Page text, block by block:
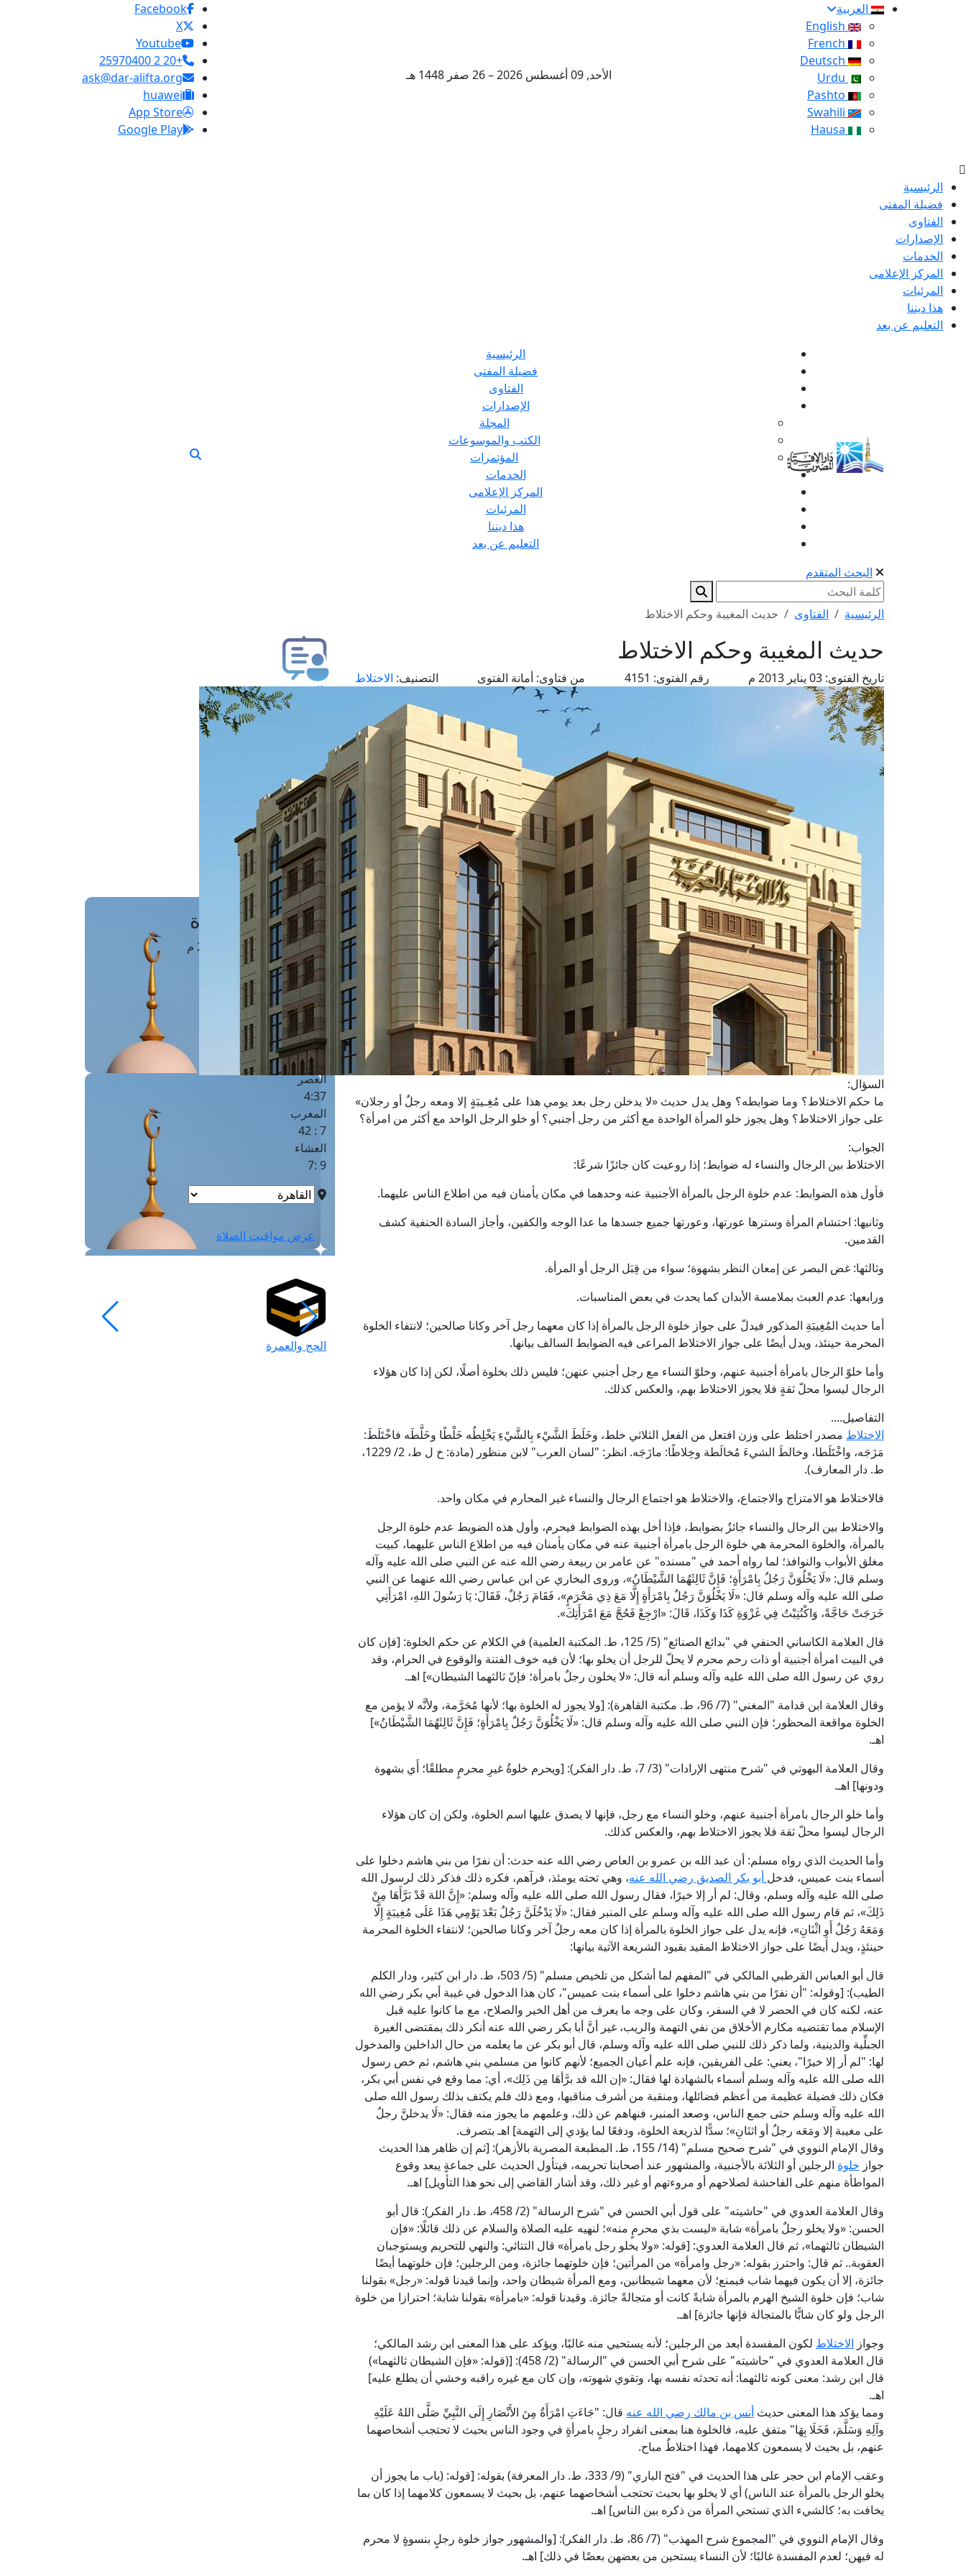
العربية
الأحد, 09 أغسطس 2026 – 26 صفر 1448 هـ
Facebook
X
Youtube
+20 2 25970400
ask@dar-alifta.org
huawei
App Store
Google Play
الرئيسية
فضيلة المفتى
الفتاوى
الإصدارات
الخدمات
المركز الإعلامى
المرئيات
هذا ديننا
التعليم عن بعد
الرئيسية
فضيلة المفتى
الفتاوى
الإصدارات
المجلة
الكتب والموسوعات
المؤتمرات
الخدمات
المركز الإعلامى
المرئيات
هذا ديننا
التعليم عن بعد
البحث المتقدم
الرئيسية الفتاوى حديث المغيبة وحكم الاختلاط
حديث المغيبة وحكم الاختلاط
تاريخ الفتوى: رقم الفتوى: من فتاوى: أمانة الفتوى التصنيف: الاختلاط
السؤال:
ما حكم الاختلاط؟ وما ضوابطه؟ وهل يدل حديث «لا يدخلن رجل بعد يومي هذا على مُغِـيبَةٍ إلا ومعه رجلٌ أو رجلان»
على جواز الاختلاط؟ وهل يجوز خلو المرأة الواحدة مع أكثر من رجل أجنبي؟ أو خلو الرجل الواحد مع أكثر من امرأة؟
الجواب:
الاختلاط بين الرجال والنساء له ضوابط؛ إذا روعيت كان جائزًا شرعًا:
فأول هذه الضوابط: عدم خلوة الرجل بالمرأة الأجنبية عنه وحدهما في مكان يأمنان فيه من اطلاع الناس عليهما.
وثانيها: احتشام المرأة وسترها عورتها، وعورتها جميع جسدها ما عدا الوجه والكفين، وأجاز السادة الحنفية كشف
القدمين.
وثالثها: غض البصر عن إمعان النظر بشهوة؛ سواء من قِبَل الرجل أو المرأة.
ورابعها: عدم العبث بملامسة الأبدان كما يحدث في بعض المناسبات.
أما حديث المُغِيبَةِ المذكور فيدلّ على جواز خلوة الرجل بالمرأة إذا كان معهما رجل آخر وكانا صالحين؛ لانتفاء الخلوة
المحرمة حينئذ، ويدل أيضًا على جواز الاختلاط المراعى فيه الضوابط السالف بيانها.
وأما خلوّ الرجال بامرأة أجنبية عنهم، وخلوّ النساء مع رجل أجنبي عنهن؛ فليس ذلك بخلوة أصلًا، لكن إذا كان هؤلاء
الرجال ليسوا محلّ ثقةٍ فلا يجوز الاختلاط بهم، والعكس كذلك.
التفاصيل....
الاختلاط مصدر اختلط على وزن افتعل من الفعل الثلاثي خلط، وخَلَطَ الشَّيْء بِالشَّيْءِ يَخْلِطُه خَلْطًا وخَلَّطَه فاخْتَلَطَ:
مَزَجَه، واخْتَلَطا، وخالطَ الشيءَ مُخالَطة وخِلاطًا: مازَجَه. انظر: "لسان العرب" لابن منظور (مادة: خ ل ط، 2/ 1229،
ط. دار المعارف).
فالاختلاط هو الامتزاج والاجتماع، والاختلاط هو اجتماع الرجال والنساء غير المحارم في مكان واحد.
والاختلاط بين الرجال والنساء جائزٌ بضوابط، فإذا أخل بهذه الضوابط فيحرم، وأول هذه الضوبط عدم خلوة الرجل
بالمرأة، والخلوة المحرمة هي خلوة الرجل بامرأة أجنبية عنه في مكان يأمنان فيه من اطلاع الناس عليهما، كبيت
مغلق الأبواب والنوافذ؛ لما رواه أحمد في "مسنده" عن عامر بن ربيعة رضي الله عنه عن النبي صلى الله عليه وآله
وسلم قال: «لَا يَخْلُوَنَّ رَجُلٌ بِامْرَأَةٍ؛ فَإِنَّ ثَالِثَهُمَا الشَّيْطَانُ»، وروى البخاري عن ابن عباس رضي الله عنهما عن النبي
صلى الله عليه وآله وسلم قال: «لَا يَخْلُوَنَّ رَجُلٌ بِامْرَأَةٍ إِلَّا مَعَ ذِي مَحْرَمٍ»، فَقَامَ رَجُلٌ، فَقَالَ: يَا رَسُولَ اللهِ، امْرَأَتِي
خَرَجَتْ حَاجَّةً، وَاكْتُتِبْتُ فِي غَزْوَةِ كَذَا وَكَذَا، قَالَ: «ارْجِعْ فَحُجَّ مَعَ امْرَأَتِكَ».
قال العلامة الكاساني الحنفي في "بدائع الصنائع" (5/ 125، ط. المكتبة العلمية) في الكلام عن حكم الخلوة: [فإن كان
في البيت امرأة أجنبية أو ذات رحم محرم لا يحلّ للرجل أن يخلو بها؛ لأن فيه خوف الفتنة والوقوع في الحرام، وقد
روي عن رسول الله صلى الله عليه وآله وسلم أنه قال: «لا يخلون رجلٌ بامرأة؛ فإنّ ثالثهما الشيطان»] اهـ.
وقال العلامة ابن قدامة "المغني" (7/ 96، ط. مكتبة القاهرة): [ولا يجوز له الخلوة بها؛ لأنها مُحَرَّمة، ولأنَّه لا يؤمن مع
الخلوة مواقعة المحظور؛ فإن النبي صلى الله عليه وآله وسلم قال: «لَا يَخْلُوَنَّ رَجُلٌ بِامْرَأَةٍ؛ فَإِنَّ ثَالِثَهُمَا الشَّيْطَانُ»]
اهـ.
وقال العلامة البهوتي في "شرح منتهى الإرادات" (3/ 7، ط. دار الفكر): [ويحرم خلوةُ غيرِ محرمٍ مطلقًا؛ أَي بشهوة
ودونها] اهـ.
وأما خلو الرجال بامرأة أجنبية عنهم، وخلو النساء مع رجل، فإنها لا يصدق عليها اسم الخلوة، ولكن إن كان هؤلاء
الرجال ليسوا محلّ ثقة فلا يجوز الاختلاط بهم، والعكس كذلك.
وأما الحديث الذي رواه مسلم: أن عبد الله بن عمرو بن العاص رضي الله عنه حدث: أن نفرًا من بني هاشم دخلوا على
أسماء بنت عميس، فدخل أبو بكر الصديق رضي الله عنه، وهي تحته يومئذ، فرآهم، فكره ذلك فذكر ذلك لرسول الله
صلى الله عليه وآله وسلم، وقال: لم أر إلا خيرًا، فقال رسول الله صلى الله عليه وآله وسلم: «إِنَّ اللهَ قَدْ بَرَّأَهَا مِنْ
ذَلِكَ»، ثم قام رسول الله صلى الله عليه وآله وسلم على المنبر فقال: «لَا يَدْخُلَنَّ رَجُلٌ بَعْدَ يَوْمِي هَذَا عَلَى مُغِيبَةٍ إِلَّا
وَمَعَهُ رَجُلٌ أَوِ اثْنَانِ»، فإنه يدل على جواز الخلوة بالمرأة إذا كان معه رجلٌ آخر وكانا صالحين؛ لانتفاء الخلوة المحرمة
حينئذٍ، ويدل أيضًا على جواز الاختلاط المقيد بقيود الشريعة الآتية بيانها:
قال أبو العباس القرطبي المالكي في "المفهم لما أشكل من تلخيص مسلم" (5/ 503، ط. دار ابن كثير، ودار الكلم
الطيب): [وقوله: "أن نفرًا من بني هاشم دخلوا على أسماء بنت عميس"، كان هذا الدخول في غيبة أبي بكر رضي الله
عنه، لكنه كان في الحضر لا في السفر، وكان على وجه ما يعرف من أهل الخير والصلاح، مع ما كانوا عليه قبل
الإسلام مما تقتضيه مكارم الأخلاق من نفي التهمة والريب، غير أنَّ أبا بكر رضي الله عنه أنكر ذلك بمقتضى الغيرة
الجبلِّية والدينية، ولما ذكر ذلك للنبي صلى الله عليه وآله وسلم، قال أبو بكر عن ما يعلمه من حال الداخلين والمدخول
لها: "لم أر إلا خيرًا"، يعني: على الفريقين، فإنه علم أعيان الجميع؛ لأنهم كانوا من مسلمي بني هاشم، ثم خص رسول
الله صلى الله عليه وآله وسلم أسماء بالشهادة لها فقال: «إن الله قد برَّأهَا مِن ذَلِك»، أي: مما وقع في نفس أبي بكر،
فكان ذلك فضيلة عظيمة من أعظم فضائلها، ومنقبة من أشرف مناقبها، ومع ذلك فلم يكتف بذلك رسول الله صلى
الله عليه وآله وسلم حتى جمع الناس، وصعد المنبر، فنهاهم عن ذلك، وعلمهم ما يجوز منه فقال: «لَا يدخلنَّ رجلٌ
على مغيبة إلا ومَعَه رجلٌ أو اثنَانِ»؛ سدًّا لذريعة الخلوة، ودفعًا لما يؤدي إلى التهمة] اهـ بتصرف.
وقال الإمام النووي في "شرح صحيح مسلم" (14/ 155، ط. المطبعة المصرية بالأزهر): [ثم إن ظاهر هذا الحديث
جواز خلوة الرجلين أو الثلاثة بالأجنبية، والمشهور عند أصحابنا تحريمه، فيتأول الحديث على جماعةٍ يبعد وقوع
المواطأة منهم على الفاحشة لصلاحهم أو مروءتهم أو غير ذلك، وقد أشار القاضي إلى نحو هذا التأويل] اهـ.
وقال العلامة العدوي في "حاشيته" على قول أبي الحسن في "شرح الرسالة" (2/ 458، ط. دار الفكر): قال أبو
الحسن: «ولا يخلو رجلٌ بامرأة» شابة «ليست بذي محرمٍ منه»؛ لنهيه عليه الصلاة والسلام عن ذلك قائلًا: «فإن
الشيطان ثالثهما»، ثم قال العلامة العدوي: [قوله: «ولا يخلو رجل بامرأة» قال التتائي: والنهي للتحريم ويستوجبان
العقوبة.. ثم قال: واحترز بقوله: «رجل وامرأة» من المرأتين؛ فإن خلوتهما جائزة، ومن الرجلين؛ فإن خلوتهما أيضًا
جائزة، إلا أن يكون فيهما شاب فيمنع؛ لأن معهما شيطانين، ومع المرأة شيطان واحد، وإنما قيدنا قوله: «رجل» بقولنا
شاب؛ فإن خلوة الشيخ الهرم بالمرأة شابةً كانت أو متجالةً جائزة. وقيدنا قوله: «بامرأة» بقولنا شابة؛ احترازا من خلوة
الرجل ولو كان شابًّا بالمتجالة فإنها جائزة] اهـ.
وجواز الاختلاط لكون المفسدة أبعد من الرجلين؛ لأنه يستحيي منه غالبًا، ويؤكد على هذا المعنى ابن رشد المالكي؛
قال العلامة العدوي في "حاشيته" على شرح أبي الحسن في "الرسالة" (2/ 458): [(قوله: «فإن الشيطان ثالثهما»)
قال ابن رشد: معنى كونه ثالثهما: أنه تحدثه نفسه بها، وتقوي شهوته، وإن كان مع غيره راقبه وخشي أن يطلع عليه]
اهـ.
ومما يؤكد هذا المعنى حديث أنس بن مالك رضي الله عنه قال: "جَاءَتِ امْرَأَةٌ مِنَ الأَنْصَارِ إِلَى النَّبِيِّ صَلَّى اللهُ عَلَيْهِ
وآلِهِ وَسَلَّمَ، فَخَلَا بِهَا" متفق عليه، فالخلوة هنا بمعنى انفراد رجلٍ بامرأةٍ في وجود الناس بحيث لا تحتجب أشخاصهما
عنهم، بل بحيث لا يسمعون كلامهما، فهذا اختلاطٌ مباح.
وعقب الإمام ابن حجر على هذا الحديث في "فتح الباري" (9/ 333، ط. دار المعرفة) بقوله: [قوله: (باب ما يجوز أن
يخلو الرجل بالمرأة عند الناس) أي لا يخلو بها بحيث تحتجب أشخاصهما عنهم، بل بحيث لا يسمعون كلامهما إذا كان بما
يخافت به؛ كالشيء الذي تستحي المرأة من ذكره بين الناس] اهـ.
وقال الإمام النووي في "المجموع شرح المهذب" (7/ 86، ط. دار الفكر): [والمشهور جواز خلوة رجلٍ بنسوةٍ لا محرم
له فيهن؛ لعدم المفسدة غالبًا؛ لأن النساء يستحين من بعضهن بعضًا في ذلك] اهـ.
طلب فتوى
استعلام عن فتوى
حجز موعد
الفتوى الهاتفية
مَواقِيتُ الصَّـــلاة
القاهرة · 09 أغسطس 2026 م
الفجر
4 :43
الشروق
6 :18
الظهر
العصر
4:37
المغرب
7 : 42
العشاء
9 :7
عرض مواقيت الصلاة
الحج والعمرة